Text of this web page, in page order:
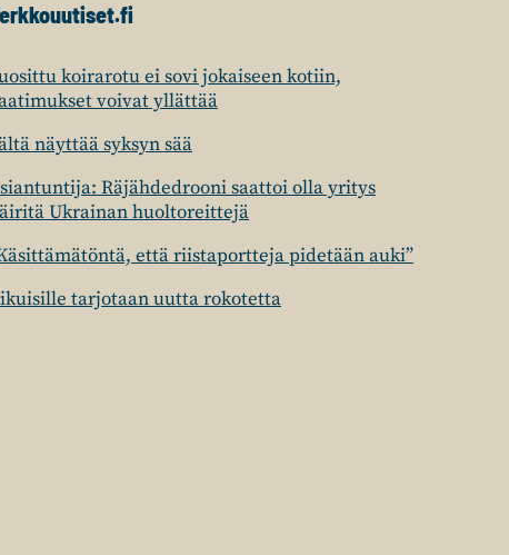
koirarotu ei sovi jokaiseen kotiin,
voivat yllättää
näyttää syksyn sää
Räjähdedrooni saattoi olla yritys
Ukrainan huoltoreittejä
että riistaportteja pidetään auki”
tarjotaan uutta rokotetta